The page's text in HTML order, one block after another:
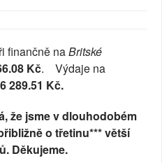
finančně naBritské
Kč. Výdaje na
289.51 Kč.
že jsme v dlouhodobém
o třetinu*** větší
Děkujeme.